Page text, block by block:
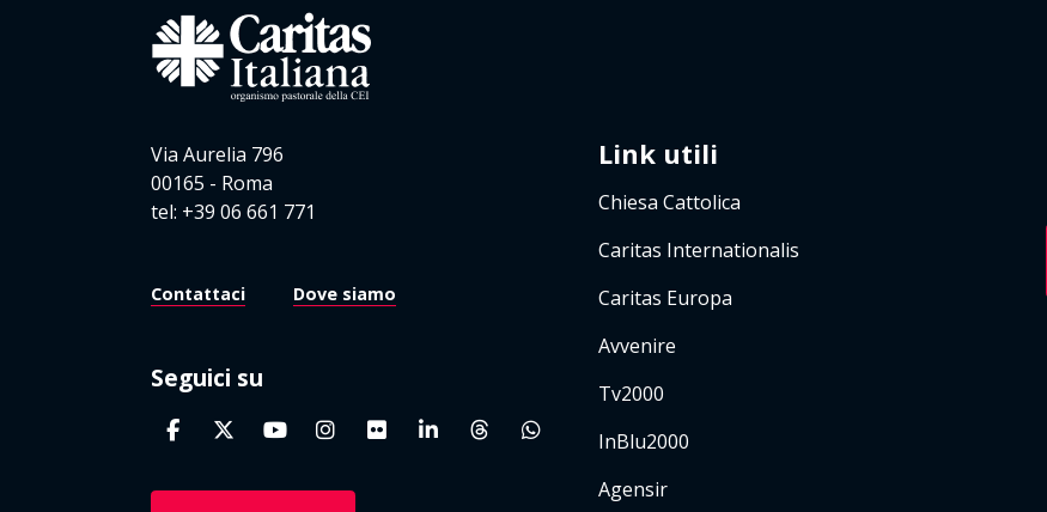
Via Aurelia 796
00165 - Roma
tel: +39 06 661 771
Contattaci Dove siamo
Seguici su
Link utili
Chiesa Cattolica
Caritas Internationalis
Caritas Europa
Avvenire
Tv2000
InBlu2000
Agensir